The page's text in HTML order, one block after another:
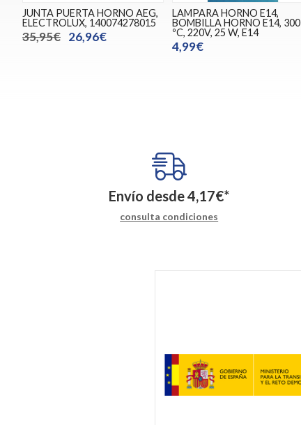
JUNTA PUERTA HORNO AEG,
ELECTROLUX, 140074278015
35,95€ 26,96€
LAMPARA HORNO E14,
BOMBILLA HORNO E14, 300
ºC, 220V, 25 W, E14
4,99€
Envío desde4,17€*
consulta condiciones